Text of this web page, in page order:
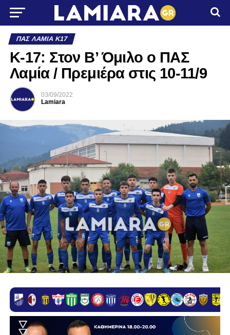
ΠΑΣ ΛΑΜΊΑ Κ17
Κ-17: Στον Β’ Όμιλο ο ΠΑΣ
Λαμία / Πρεμιέρα στις 10-11/9
03/09/2022
Lamiara